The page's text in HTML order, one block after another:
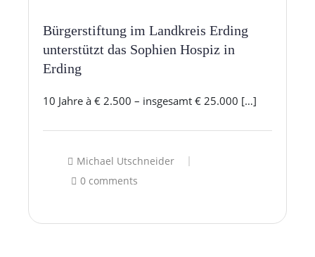
Bürgerstiftung im Landkreis Erding
unterstützt das Sophien Hospiz in
Erding
10 Jahre à € 2.500 – insgesamt € 25.000 […]
Michael Utschneider
0 comments